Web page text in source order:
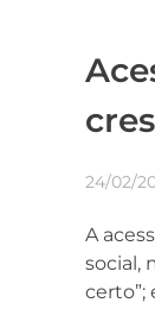
24/02/
A
social,
certo”;